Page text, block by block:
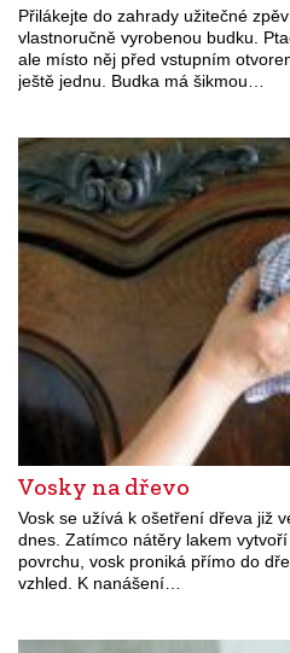
Přilákejte do zahrady užitečné
vlastnoručně vyrobenou budku.
ale místo něj před vstupním
ještě jednu. Budka má šikmou…
Vosky na dřevo
Vosk se užívá k ošetření dřeva již
dnes. Zatímco nátěry lakem
povrchu, vosk proniká přímo do
vzhled. K nanášení…